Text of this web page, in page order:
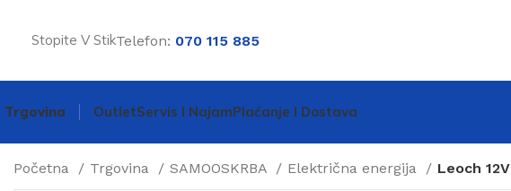
Stopite V StikTelefon: 070 115 885
Trgovina OutletServis I NajamPlaćanje I Dostava
Početna Trgovina SAMOOSKRBA Električna energija Leoch